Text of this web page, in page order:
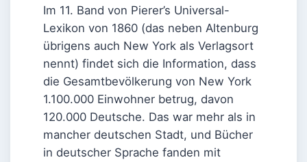
Im 11. Band von Pierer’s Universal-
Lexikon von 1860 (das neben Altenburg
übrigens auch New York als Verlagsort
nennt) findet sich die Information, dass
die Gesamtbevölkerung von New York
1.100.000 Einwohner betrug, davon
120.000 Deutsche. Das war mehr als in
mancher deutschen Stadt, und Bücher
in deutscher Sprache fanden mit